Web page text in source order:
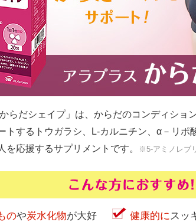
らだシェイプ」は、からだのコンディショ
トするトウガラシ、L-カルニチン、α－リポ
を応援するサプリメントです。
※5-アミノレブ
のや炭水化物が大好 健康的に スッ